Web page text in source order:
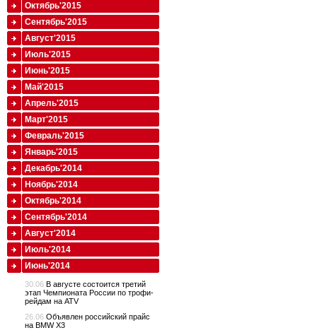
Октябрь'2015
Сентябрь'2015
Август'2015
Июль'2015
Июнь'2015
Май'2015
Апрель'2015
Март'2015
Февраль'2015
Январь'2015
Декабрь'2014
Ноябрь'2014
Октябрь'2014
Сентябрь'2014
Август'2014
Июль'2014
Июнь'2014
30.06 В августе состоится третий
этап Чемпионата России по трофи-
рейдам на ATV
26.06 Объявлен российский прайс
на BMW X3